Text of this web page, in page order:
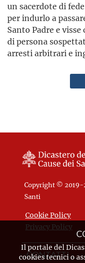
un sacerdote di
per indurlo a
Santo Padre e
di persona
arresti arbitrari e
Copyright © 2019-
Santi
Cookie Policy
Privacy Policy
CONTATTI
Il portale del
cookies tecnici o